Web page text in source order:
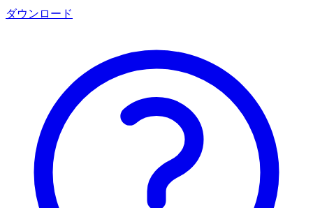
ダウンロード